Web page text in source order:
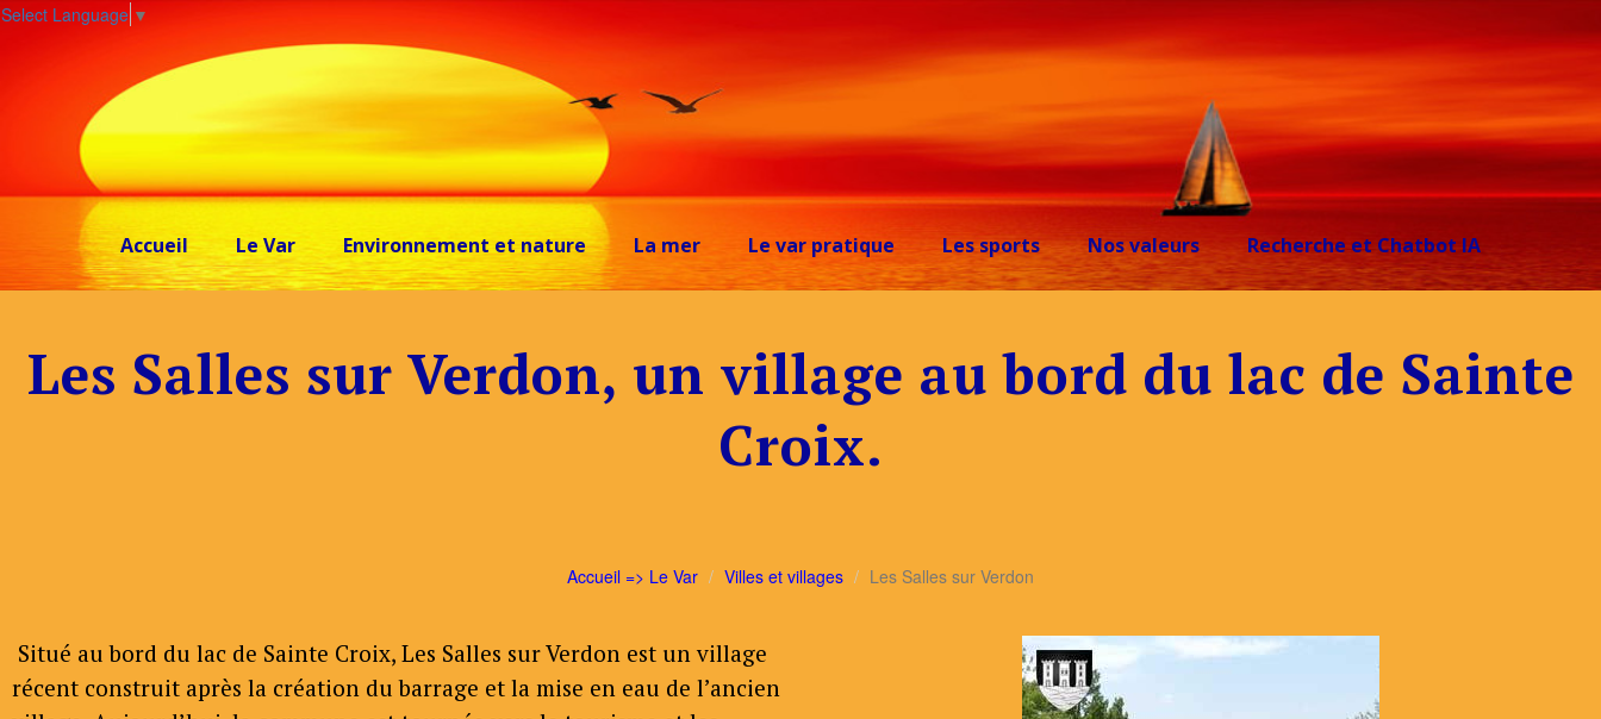
Select Language ▼
Accueil Le Var Environnement et nature La mer Le var pratique Les sports Nos valeurs Recherche et Chatbot IA
Les Salles sur Verdon, un village au bord du lac de Sainte
Croix.
Accueil => Le Var Villes et villages Les Salles sur Verdon
Situé au bord du lac de Sainte Croix, Les Salles sur Verdon est un village
récent construit après la création du barrage et la mise en eau de l’ancien